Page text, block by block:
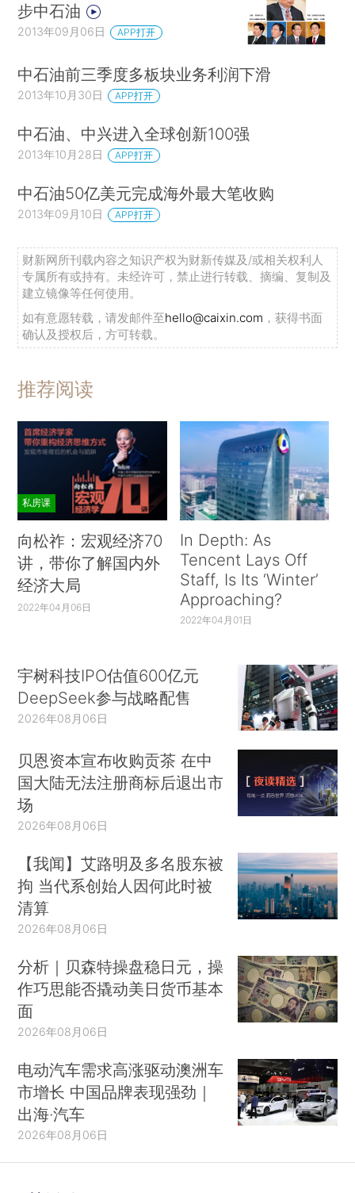
步中石油
2013年09月06日 APP打开
中石油前三季度多板块业务利润下滑
2013年10月30日 APP打开
中石油、中兴进入全球创新100强
2013年10月28日 APP打开
中石油50亿美元完成海外最大笔收购
2013年09月10日 APP打开
财新网所刊载内容之知识产权为财新传媒及/或相关权利人
专属所有或持有。未经许可，禁止进行转载、摘编、复制及
建立镜像等任何使用。
如有意愿转载，请发邮件至hello@caixin.com ，获得书面
确认及授权后，方可转载。
推荐阅读
私房课
向松祚：宏观经济70
讲，带你了解国内外
经济大局
2022年04月06日
In Depth: As
Tencent Lays Off
Staff, Is Its ‘Winter’
Approaching?
2022年04月01日
宇树科技IPO估值600亿元
DeepSeek参与战略配售
2026年08月06日
贝恩资本宣布收购贡茶 在中
国大陆无法注册商标后退出市
场
2026年08月06日
【我闻】艾路明及多名股东被
拘 当代系创始人因何此时被
清算
2026年08月06日
分析｜贝森特操盘稳日元，操
作巧思能否撬动美日货币基本
面
2026年08月06日
电动汽车需求高涨驱动澳洲车
市增长 中国品牌表现强劲｜
出海·汽车
2026年08月06日